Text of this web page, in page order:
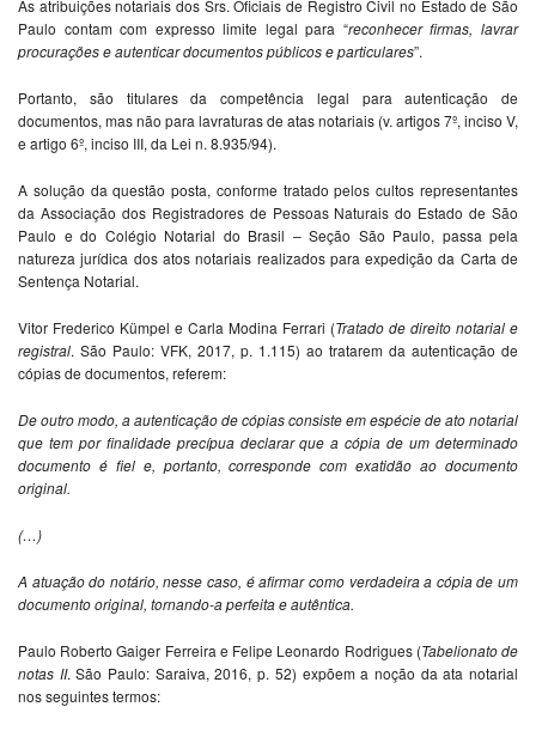
As atribuições notariais dos Srs. Oficiais de Registro Civil no Estado de São
Paulo contam com expresso limite legal para “reconhecer firmas, lavrar
procurações e autenticar documentos públicos e particulares”.
Portanto, são titulares da competência legal para autenticação de
documentos, mas não para lavraturas de atas notariais (v. artigos 7º, inciso V,
e artigo 6º, inciso III, da Lei n. 8.935/94).
A solução da questão posta, conforme tratado pelos cultos representantes
da Associação dos Registradores de Pessoas Naturais do Estado de São
Paulo e do Colégio Notarial do Brasil – Seção São Paulo, passa pela
natureza jurídica dos atos notariais realizados para expedição da Carta de
Sentença Notarial.
Vitor Frederico Kümpel e Carla Modina Ferrari (Tratado de direito notarial e
registral. São Paulo: VFK, 2017, p. 1.115) ao tratarem da autenticação de
cópias de documentos, referem:
De outro modo, a autenticação de cópias consiste em espécie de ato notarial
que tem por finalidade precípua declarar que a cópia de um determinado
documento é fiel e, portanto, corresponde com exatidão ao documento
original.
(…)
A atuação do notário, nesse caso, é afirmar como verdadeira a cópia de um
documento original, tornando-a perfeita e autêntica.
Paulo Roberto Gaiger Ferreira e Felipe Leonardo Rodrigues (Tabelionato de
notas II. São Paulo: Saraiva, 2016, p. 52) expõem a noção da ata notarial
nos seguintes termos: